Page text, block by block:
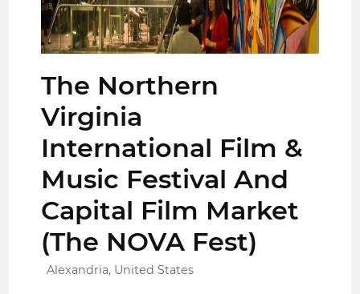
The Northern
Virginia
International Film &
Music Festival And
Capital Film Market
(The NOVA Fest)
Alexandria, United States